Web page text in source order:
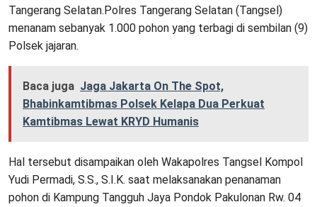
Tangerang Selatan.Polres Tangerang Selatan (Tangsel)
menanam sebanyak 1.000 pohon yang terbagi di sembilan (9)
Polsek jajaran.
Baca juga Jaga Jakarta On The Spot,
Bhabinkamtibmas Polsek Kelapa Dua Perkuat
Kamtibmas Lewat KRYD Humanis
Hal tersebut disampaikan oleh Wakapolres Tangsel Kompol
Yudi Permadi, S.S., S.I.K. saat melaksanakan penanaman
pohon di Kampung Tangguh Jaya Pondok Pakulonan Rw. 04